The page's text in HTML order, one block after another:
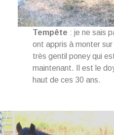
Tempête : je ne sais
ont appris à monter sur
très gentil poney qui
maintenant. Il est le
haut de ces 30 ans.